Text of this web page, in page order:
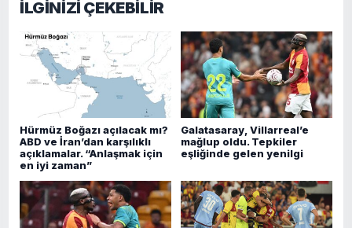
İLGİNİZİ ÇEKEBİLİR
Hürmüz Boğazı açılacak mı?
ABD ve İran’dan karşılıklı
açıklamalar. “Anlaşmak için
en iyi zaman”
Galatasaray, Villarreal’e
mağlup oldu. Tepkiler
eşliğinde gelen yenilgi